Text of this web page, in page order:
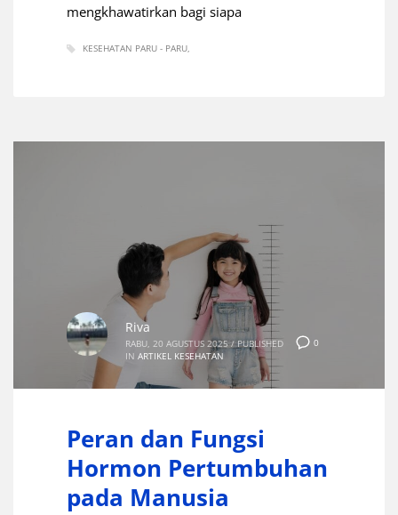
mengkhawatirkan bagi siapa
KESEHATAN PARU - PARU
0
Riva
RABU, 20 AGUSTUS 2025 / PUBLISHED
IN ARTIKEL KESEHATAN
Peran dan Fungsi
Hormon Pertumbuhan
pada Manusia